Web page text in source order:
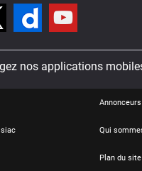
nos applications
Annonceurs
Qui
Plan du site